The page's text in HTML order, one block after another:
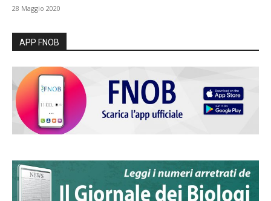
28 Maggio 2020
APP FNOB